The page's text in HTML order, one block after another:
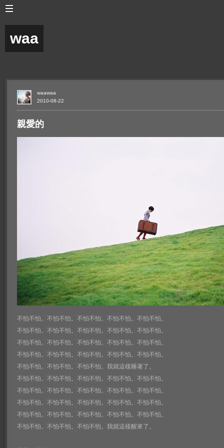
waa
親愛的
不怕不怕。不怕不怕。不怕不怕。不怕不怕。不怕不怕。
不怕不怕。不怕不怕。不怕不怕。不怕不怕。不怕不怕。
不怕不怕。不怕不怕。不怕不怕。不怕不怕。不怕不怕。
不怕不怕。不怕不怕。不怕不怕。不怕不怕。不怕不怕。
不怕不怕。不怕不怕。不怕不怕。我就這樣睡著了。
不怕不怕。不怕不怕。不怕不怕。不怕不怕。不怕不怕。
不怕不怕。不怕不怕。不怕不怕。不怕不怕。不怕不怕。
不怕不怕。不怕不怕。不怕不怕。不怕不怕。不怕不怕。
不怕不怕。不怕不怕。不怕不怕。不怕不怕。不怕不怕。
不怕不怕。不怕不怕。不怕不怕。我就這樣醒來了。
2010-08-22
waawaa